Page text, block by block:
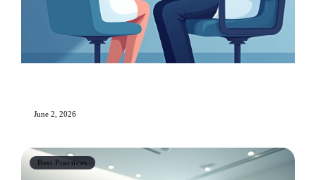
June 2, 2026
Best Practices